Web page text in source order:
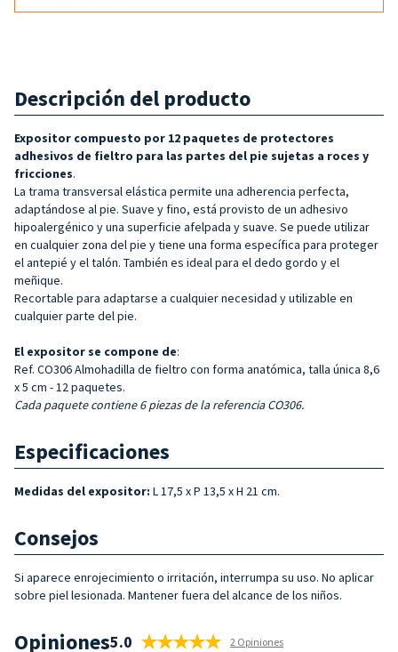
Descripción del producto
Expositor compuesto por 12 paquetes de protectores
adhesivos de fieltro para las partes del pie sujetas a roces y
fricciones.
La trama transversal elástica permite una adherencia perfecta,
adaptándose al pie. Suave y fino, está provisto de un adhesivo
hipoalergénico y una superficie afelpada y suave. Se puede utilizar
en cualquier zona del pie y tiene una forma específica para proteger
el antepié y el talón. También es ideal para el dedo gordo y el
meñique.
Recortable para adaptarse a cualquier necesidad y utilizable en
cualquier parte del pie.
El expositorse compone de:
Ref. CO306 Almohadilla de fieltro con forma anatómica, talla única 8,6
x 5 cm - 12 paquetes.
Cada paquete contiene 6 piezas de la referencia CO306.
Especificaciones
Medidas del expositor: L 17,5 x P 13,5 x H 21 cm.
Consejos
Si aparece enrojecimiento o irritación, interrumpa su uso. No aplicar
sobre piel lesionada. Mantener fuera del alcance de los niños.
Opiniones5.0 2 Opiniones